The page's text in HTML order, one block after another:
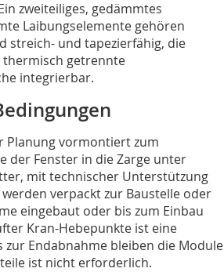
zweiteiliges, gedämmtes
Laibungselemente gehören
streich- und tapezierfähig, die
thermisch getrennte
integrierbar.
Planung vormontiert zum
der Fenster in die Zarge unter
mit technischer Unterstützung
verpackt zur Baustelle oder
eingebaut oder bis zum Einbau
Kran-Hebepunkte ist eine
Endabnahme bleiben die Module
ist nicht erforderlich.